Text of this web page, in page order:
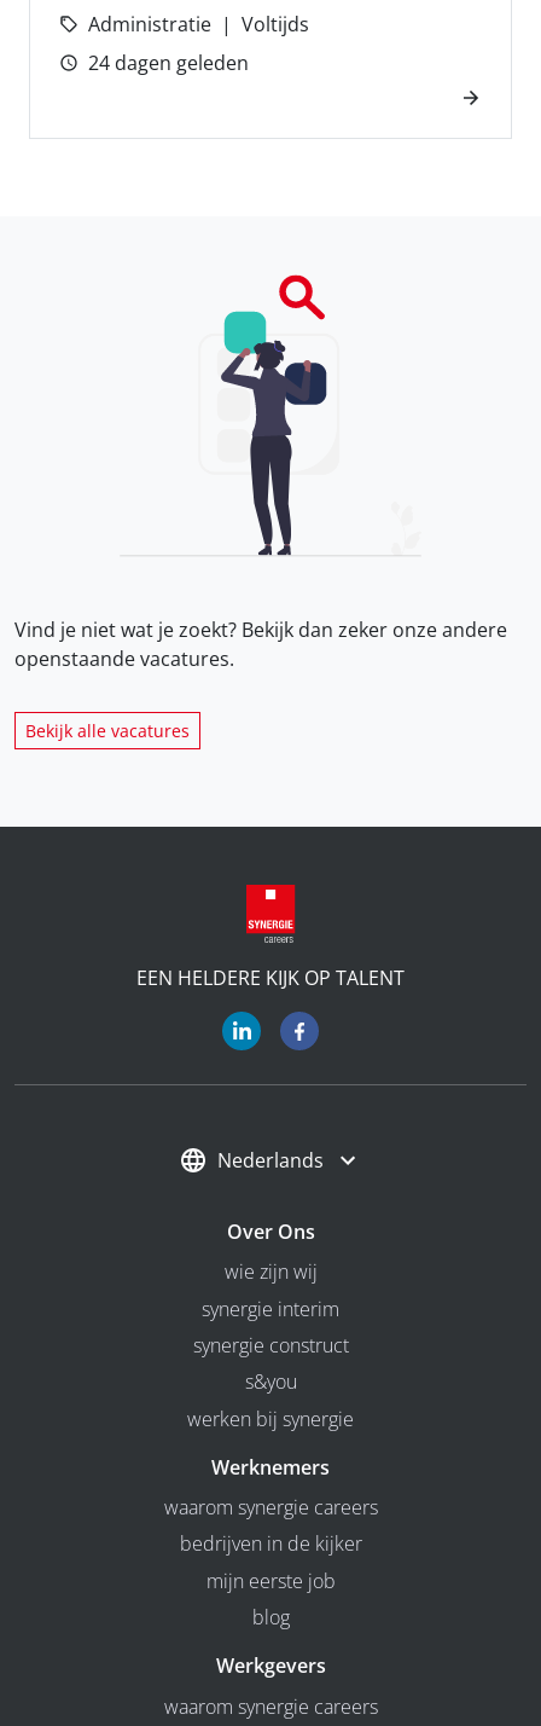
Administratie
Voltijds
24 dagen geleden
Vind je niet wat je zoekt? Bekijk dan zeker onzeandere
openstaande vacatures.
Bekijk alle vacatures
EEN HELDERE KIJK OP TALENT
Nederlands
Over Ons
wie zijn wij
synergie interim
synergie construct
s&you
werken bij synergie
Werknemers
waarom synergie careers
bedrijven in de kijker
mijn eerste job
blog
Werkgevers
waarom synergie careers